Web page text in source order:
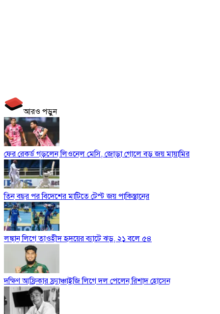
আরও পড়ুন
ফের রেকর্ড গড়লেন লিওনেল মেসি, জোড়া গোলে বড় জয় মায়ামির
তিন বছর পর বিদেশের মাটিতে টেস্ট জয় পাকিস্তানের
লঙ্কান লিগে তাওহীদ হৃদয়ের ব্যাটে ঝড়, ২১ বলে ৫৪
দক্ষিণ আফ্রিকার ফ্র্যাঞ্চাইজি লিগে দল পেলেন রিশাদ হোসেন